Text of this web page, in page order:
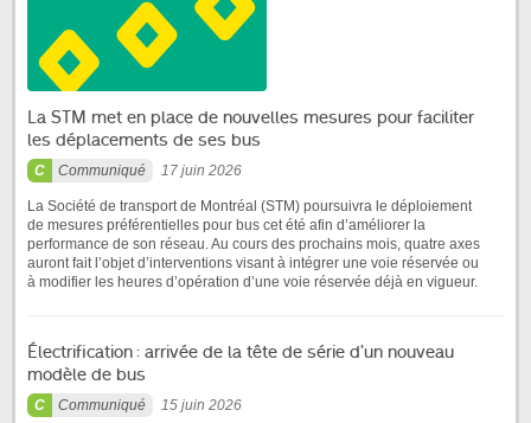
La STM met en place de nouvelles mesures pour faciliter
les déplacements de ses bus
Communiqué 17 juin 2026
La Société de transport de Montréal (STM) poursuivra le déploiement
de mesures préférentielles pour bus cet été afin d’améliorer la
performance de son réseau. Au cours des prochains mois, quatre axes
auront fait l’objet d’interventions visant à intégrer une voie réservée ou
à modifier les heures d’opération d’une voie réservée déjà en vigueur.
Électrification : arrivée de la tête de série d’un nouveau
modèle de bus
Communiqué 15 juin 2026